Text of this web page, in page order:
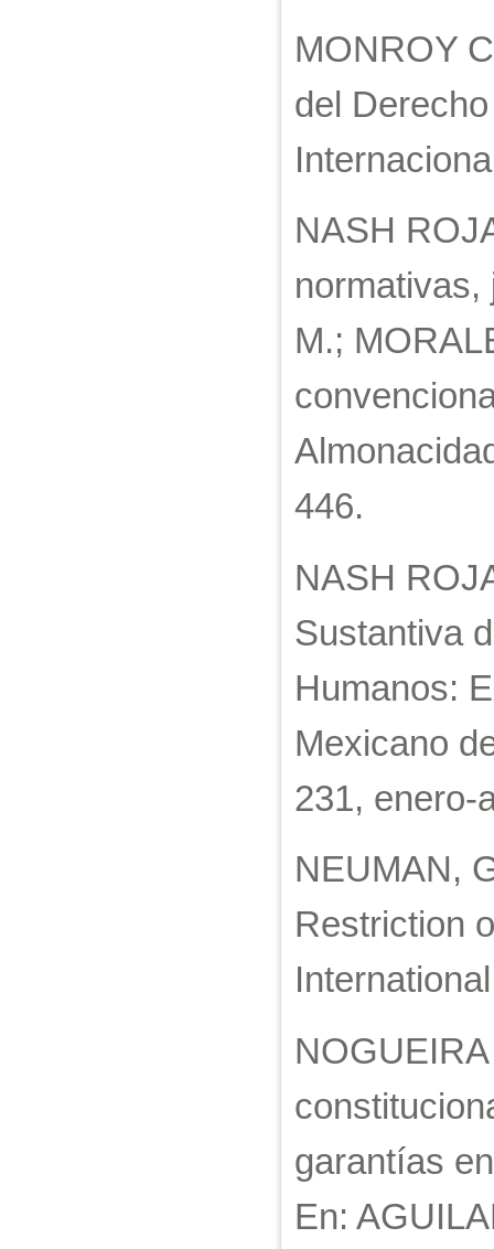
MONROY
del
NASH
M.;
446.
NASH
Sustantiva
Humanos:
Mexicano
231, enero-
NEUMAN,
Restriction
garantías
En: